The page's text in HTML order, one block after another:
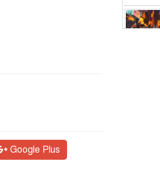
Google Plus